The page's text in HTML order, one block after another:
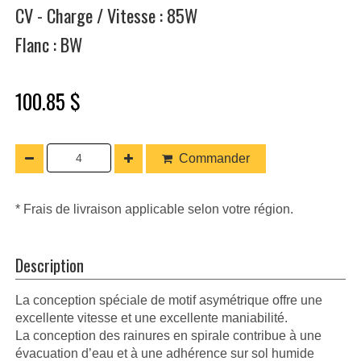
CV - Charge / Vitesse : 85W
Flanc : BW
100.85 $
Commander
* Frais de livraison applicable selon votre région.
Description
La conception spéciale de motif asymétrique offre une
excellente vitesse et une excellente maniabilité.
La conception des rainures en spirale contribue à une
évacuation d’eau et à une adhérence sur sol humide